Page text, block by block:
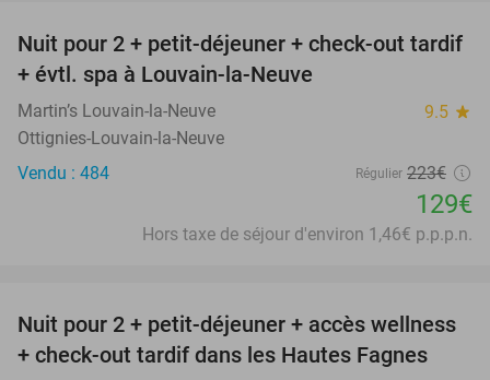
42%
Nuit pour 2 + petit-déjeuner + check-out tardif
+ évtl. spa à Louvain-la-Neuve
Martin’s Louvain-la-Neuve 9.5 star
Ottignies-Louvain-la-Neuve
Vendu : 484
Régulier 223€
129€
Hors taxe de séjour d'environ 1,46€ p.p.p.n.
32%
Nuit pour 2 + petit-déjeuner + accès wellness
+ check-out tardif dans les Hautes Fagnes